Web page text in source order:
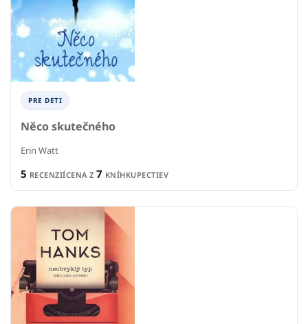
PRE DETI
Něco skutečného
Erin Watt
5 RECENZIÍCENA Z 7 KNÍHKUPECTIEV